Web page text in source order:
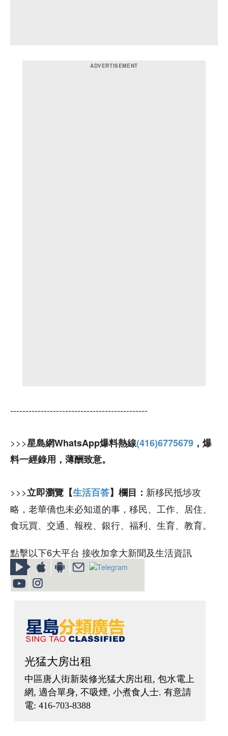
---------------------------------------------
>>>星島網WhatsApp爆料熱線(416)6775679 ，爆
料一經錄用，薄酬致意。
>>>立即瀏覽【生活百答】欄目： 新移民抵埗攻
略，老華僑也未必知道的事，移民、工作、居住、
食玩買、交通、報稅、銀行、福利、生育、教育。
點擊以下6大平台 接收加拿大新聞及生活資訊